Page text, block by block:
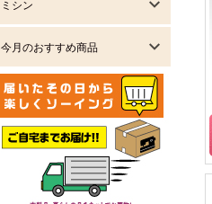
ミシン
今月のおすすめ商品